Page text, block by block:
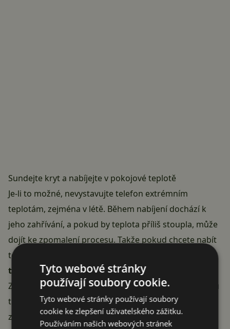
Sundejte kryt a nabíjejte v pokojové teplotě
Je-li to možné, nevystavujte telefon extrémním
teplotám, zejména v létě. Během nabíjení dochází k
jeho zahřívání, a pokud by teplota příliš stoupla, může
dojít ke zpomalení procesu. Takže pokud chcete nabít
telefon co nejrychleji, je dobré
teplotě
(kolem 21 °C), rozhodně ne na přímém slunci!
Ze
smartphonutaké sundejte kryt, který brání odvodu
tepla – ono se to na první pohled nezdá, ale opět tím
získáte nějaké procento navíc.
Tyto webové stránky
používají soubory cookie.
Tyto webové stránky používají soubory
cookie ke zlepšení uživatelského zážitku.
Používáním našich webových stránek